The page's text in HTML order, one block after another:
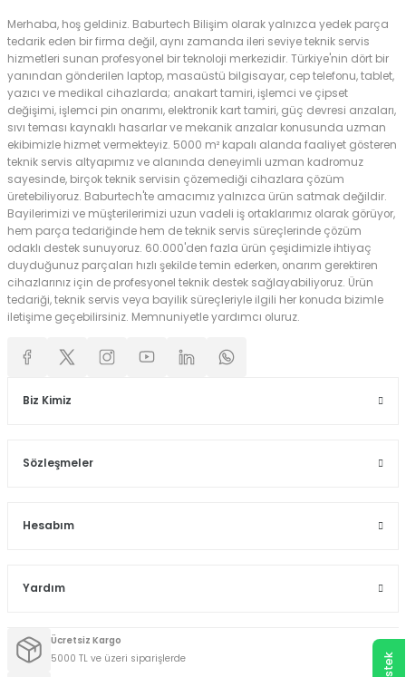
Merhaba, hoş geldiniz. Baburtech Bilişim olarak yalnızca yedek parça
tedarik eden bir firma değil, aynı zamanda ileri seviye teknik servis
hizmetleri sunan profesyonel bir teknoloji merkezidir. Türkiye'nin dört bir
yanından gönderilen laptop, masaüstü bilgisayar, cep telefonu, tablet,
yazıcı ve medikal cihazlarda; anakart tamiri, işlemci ve çipset
değişimi, işlemci pin onarımı, elektronik kart tamiri, güç devresi arızaları,
sıvı teması kaynaklı hasarlar ve mekanik arızalar konusunda uzman
ekibimizle hizmet vermekteyiz. 5000 m² kapalı alanda faaliyet gösteren
teknik servis altyapımız ve alanında deneyimli uzman kadromuz
sayesinde, birçok teknik servisin çözemediği cihazlara çözüm
üretebiliyoruz. Baburtech'te amacımız yalnızca ürün satmak değildir.
Bayilerimizi ve müşterilerimizi uzun vadeli iş ortaklarımız olarak görüyor,
hem parça tedariğinde hem de teknik servis süreçlerinde çözüm
odaklı destek sunuyoruz. 60.000'den fazla ürün çeşidimizle ihtiyaç
duyduğunuz parçaları hızlı şekilde temin ederken, onarım gerektiren
cihazlarınız için de profesyonel teknik destek sağlayabiliyoruz. Ürün
tedariği, teknik servis veya bayilik süreçleriyle ilgili her konuda bizimle
iletişime geçebilirsiniz. Memnuniyetle yardımcı oluruz.
Biz Kimiz
Sözleşmeler
Hesabım
Yardım
Ücretsiz Kargo
5000 TL ve üzeri siparişlerde